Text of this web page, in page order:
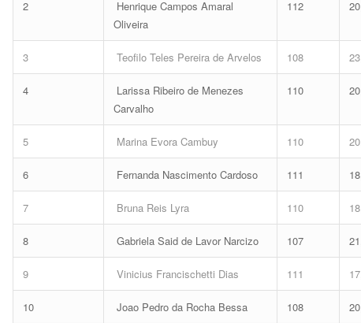
2
Henrique Campos Amaral
Oliveira
112
3 Teofilo Teles Pereira de Arvelos 108
4
Larissa Ribeiro de Menezes
Carvalho
110
5 Marina Evora Cambuy 110
6 Fernanda Nascimento Cardoso 111
7 Bruna Reis Lyra 110
8 Gabriela Said de Lavor Narcizo 107
9 Vinicius Francischetti Dias 111
10 Joao Pedro da Rocha Bessa 108